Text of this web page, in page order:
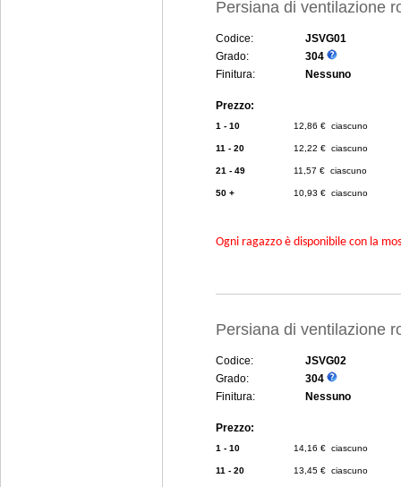
Persiana di ventilazione
Codice:
JSVG01
Grado:
304
Finitura:
Nessuno
Prezzo:
1 - 10 12,86 € ciascuno
11 - 20 12,22 € ciascuno
21 - 49 11,57 € ciascuno
50 + 10,93 € ciascuno
Ogni ragazzo è disponibile con la
Persiana di ventilazione
Codice:
JSVG02
Grado:
304
Finitura:
Nessuno
Prezzo:
1 - 10 14,16 € ciascuno
11 - 20 13,45 € ciascuno